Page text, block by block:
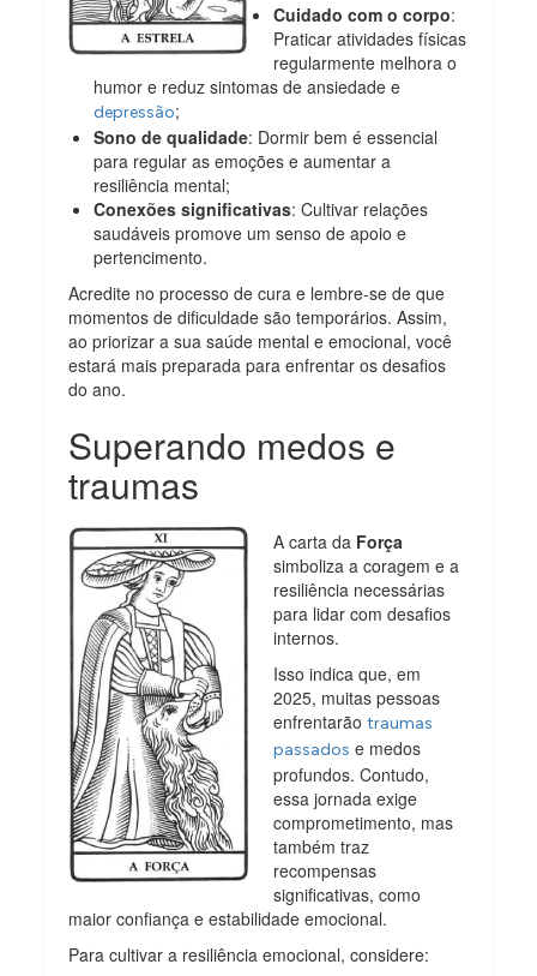
Cuidado com o corpo:
Praticar atividades físicas
regularmente melhora o
humor e reduz sintomas de ansiedade e
depressão;
Sono de qualidade: Dormir bem é essencial
para regular as emoções e aumentar a
resiliência mental;
Conexões significativas: Cultivar relações
saudáveis promove um senso de apoio e
pertencimento.
Acredite no processo de cura e lembre-se de que
momentos de dificuldade são temporários. Assim,
ao priorizar a sua saúde mental e emocional, você
estará mais preparada para enfrentar os desafios
do ano.
Superando medos e
traumas
A carta da Força
simboliza a coragem e a
resiliência necessárias
para lidar com desafios
internos.
Isso indica que, em
2025, muitas pessoas
enfrentarãotraumas
passados e medos
profundos. Contudo,
essa jornada exige
comprometimento, mas
também traz
recompensas
significativas, como
maior confiança e estabilidade emocional.
Para cultivar a resiliência emocional, considere: